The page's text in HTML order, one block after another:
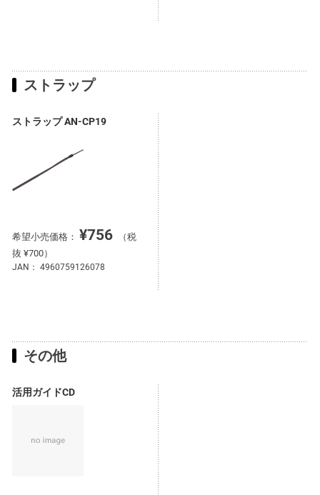
ストラップ
ストラップ AN-CP19
希望小売価格： ¥756
（税
抜 ¥700）
JAN： 4960759126078
その他
活用ガイドCD